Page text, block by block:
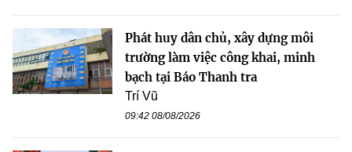
Phát huy dân chủ, xây dựng môi
trường làm việc công khai, minh
bạch tại Báo Thanh tra
Trí Vũ
09:42 08/08/2026